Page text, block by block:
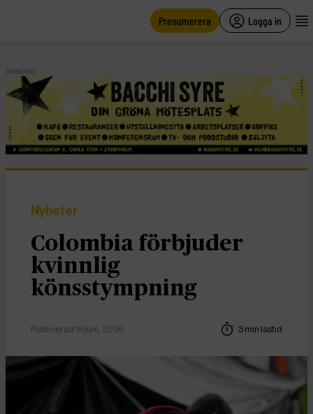
Prenumerera Logga in
ANNONS
Nyheter
Colombia förbjuder
kvinnlig
könsstympning
Publicerad 16 juni, 2026 3 min lästid